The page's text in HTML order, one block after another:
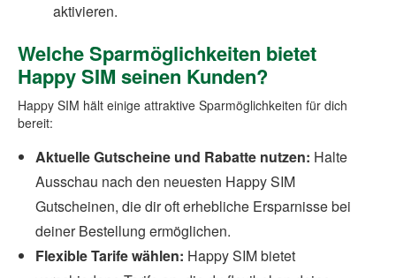
aktivieren.
Welche Sparmöglichkeiten bietet
Happy SIM seinen Kunden?
Happy SIM hält einige attraktive Sparmöglichkeiten für dich
bereit:
Aktuelle Gutscheine und Rabatte nutzen: Halte
Ausschau nach den neuesten Happy SIM
Gutscheinen, die dir oft erhebliche Ersparnisse bei
deiner Bestellung ermöglichen.
Flexible Tarife wählen: Happy SIM bietet